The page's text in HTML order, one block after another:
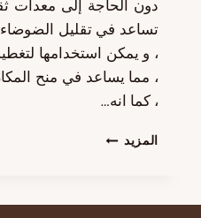
دون الحاجة إلى معدات
تساعد في تقليل الضوضاء ،
، و يمكن استخدامها
، مما يساعد في منح
، كما انه…
المزيد ديكورات